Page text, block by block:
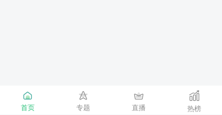
首页 专题 直播 热榜